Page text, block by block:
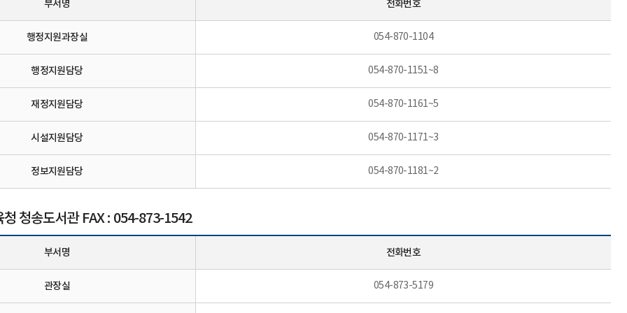
부서명 전화번호
행정지원과장실 054-870-1104
행정지원담당 054-870-1151~8
재정지원담당 054-870-1161~5
시설지원담당 054-870-1171~3
정보지원담당 054-870-1181~2
청 청송도서관 FAX : 054-873-1542
부서명 전화번호
관장실 054-873-5179